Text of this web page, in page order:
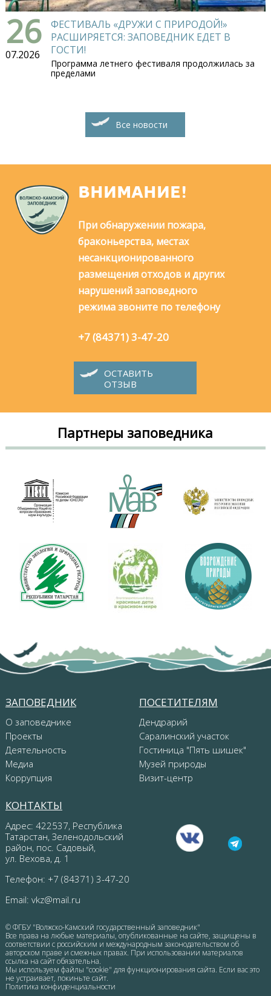
26
07.2026
ФЕСТИВАЛЬ «ДРУЖИ С ПРИРОДОЙ!»
РАСШИРЯЕТСЯ: ЗАПОВЕДНИК ЕДЕТ В
ГОСТИ!
Программа летнего фестиваля продолжилась за
пределами
Все новости
ВНИМАНИЕ!
При обнаружении пожара,
браконьерства, местах
несанкционированного
размещения отходов и других
нарушений заповедного
режима звоните по телефону
+7 (84371) 3-47-20
ОСТАВИТЬ
ОТЗЫВ
Партнеры заповедника
ЗАПОВЕДНИК
О заповеднике
Проекты
Деятельность
Медиа
Коррупция
ПОСЕТИТЕЛЯМ
Дендрарий
Саралинский участок
Гостиница "Пять шишек"
Музей природы
Визит-центр
КОНТАКТЫ
Адрес: 422537, Республика
Татарстан, Зеленодольский
район, пос. Садовый,
ул. Вехова, д. 1
Телефон: +7 (84371) 3-47-20
Email: vkz@mail.ru
© ФГБУ "Волжско-Камский государственный заповедник"
Все права на любые материалы, опубликованные на сайте, защищены в
соответствии с российским и международным законодательством об
авторском праве и смежных правах. При использовании материалов
ссылка на сайт обязательна.
Мы используем файлы "cookie" для функционирования сайта. Если вас это
не устраивает, покиньте сайт.
Политика конфиденциальности